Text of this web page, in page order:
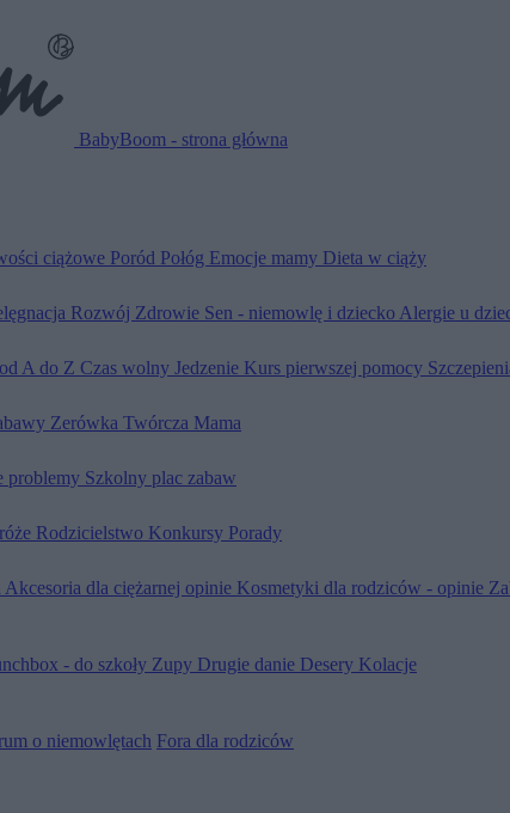
BabyBoom - strona główna
ciążowe Poród Połóg Emocje mamy Dieta w ciąży
Rozwój Zdrowie Sen - niemowlę i dziecko Alergie u
A do Z Czas wolny Jedzenie Kurs pierwszej pomocy
Zerówka Twórcza Mama
problemy Szkolny plac zabaw
Rodzicielstwo Konkursy Porady
Akcesoria dla ciężarnej opinie Kosmetyki dla rodziców - opinie
- do szkoły Zupy Drugie danie Desery Kolacje
o niemowlętach Fora dla rodziców